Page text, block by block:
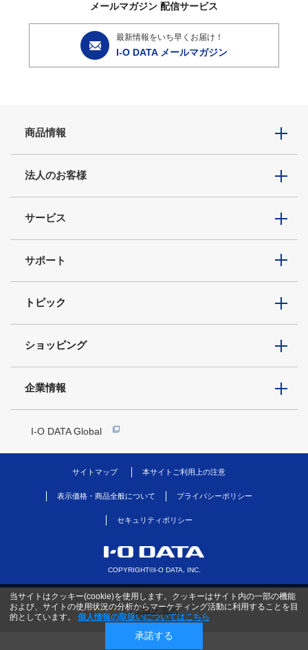
メールマガジン 配信サービス
最新情報をいち早くお届け！
I-O DATA メールマガジン
商品情報
法人のお客様
サービス
サポート
トピック
ショッピング
企業情報
I-O DATA Global
サイトマップ 本サイトご利用上の注意
表示価格・商品全般について プライバシーポリシー
セキュリティポリシー
COPYRIGHT©I-O DATA, INC.
当サイトはクッキー(cookie)を使用します。クッキーはサイト内の一部の機能
および、サイトの使用状況の分析からマーケティング活動に利用することを目
的としています。
個人情報の取扱いについてはこちら
承諾する
PC版を表示